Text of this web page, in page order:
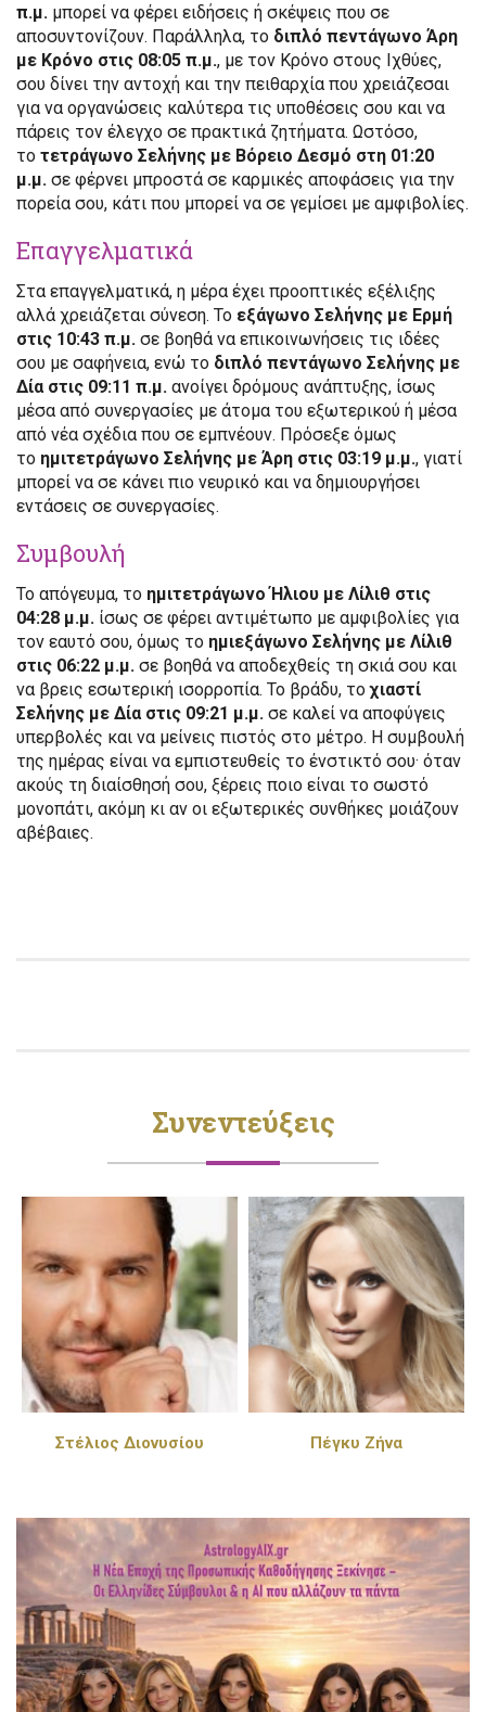
π.μ. μπορεί να φέρει ειδήσεις ή σκέψεις που σε
αποσυντονίζουν. Παράλληλα, το διπλό πεντάγωνο Άρη
με Κρόνο στις 08:05 π.μ., με τον Κρόνο στους Ιχθύες,
σου δίνει την αντοχή και την πειθαρχία που χρειάζεσαι
για να οργανώσεις καλύτερα τις υποθέσεις σου και να
πάρεις τον έλεγχο σε πρακτικά ζητήματα. Ωστόσο,
το τετράγωνο Σελήνης με Βόρειο Δεσμό στη 01:20
μ.μ. σε φέρνει μπροστά σε καρμικές αποφάσεις για την
πορεία σου, κάτι που μπορεί να σε γεμίσει με αμφιβολίες.
Επαγγελματικά
Στα επαγγελματικά, η μέρα έχει προοπτικές εξέλιξης
αλλά χρειάζεται σύνεση. Το εξάγωνο Σελήνης με Ερμή
στις 10:43 π.μ. σε βοηθά να επικοινωνήσεις τις ιδέες
σου με σαφήνεια, ενώ το διπλό πεντάγωνο Σελήνης με
Δία στις 09:11 π.μ. ανοίγει δρόμους ανάπτυξης, ίσως
μέσα από συνεργασίες με άτομα του εξωτερικού ή μέσα
από νέα σχέδια που σε εμπνέουν. Πρόσεξε όμως
το ημιτετράγωνο Σελήνης με Άρη στις 03:19 μ.μ., γιατί
μπορεί να σε κάνει πιο νευρικό και να δημιουργήσει
εντάσεις σε συνεργασίες.
Συμβουλή
Το απόγευμα, το ημιτετράγωνο Ήλιου με Λίλιθ στις
04:28 μ.μ. ίσως σε φέρει αντιμέτωπο με αμφιβολίες για
τον εαυτό σου, όμως το ημιεξάγωνο Σελήνης με Λίλιθ
στις 06:22 μ.μ. σε βοηθά να αποδεχθείς τη σκιά σου και
να βρεις εσωτερική ισορροπία. Το βράδυ, τοχιαστί
Σελήνης με Δία στις 09:21 μ.μ. σε καλεί να αποφύγεις
υπερβολές και να μείνεις πιστός στο μέτρο. Η συμβουλή
της ημέρας είναι να εμπιστευθείς το ένστικτό σου· όταν
ακούς τη διαίσθησή σου, ξέρεις ποιο είναι το σωστό
μονοπάτι, ακόμη κι αν οι εξωτερικές συνθήκες μοιάζουν
αβέβαιες.
Συνεντεύξεις
Στέλιος Διονυσίου Πέγκυ Ζήνα